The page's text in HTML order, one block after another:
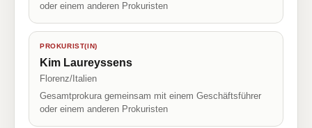
oder einem anderen Prokuristen
PROKURIST(IN)
Kim Laureyssens
Florenz/Italien
Gesamtprokura gemeinsam mit einem Geschäftsführer
oder einem anderen Prokuristen